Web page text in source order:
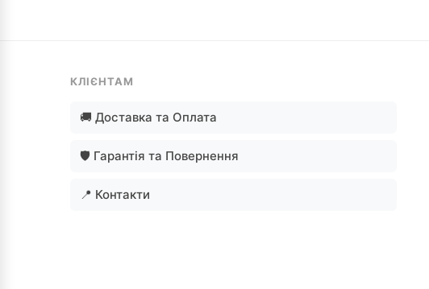
КЛІЄНТАМ
🚚 Доставка та Оплата
🛡️ Гарантія та Повернення
📍 Контакти